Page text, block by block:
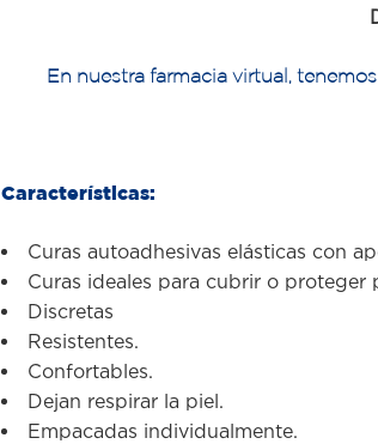
En nuestra farmacia virtual,
Características:
Curas autoadhesivas elásticas con
Curas ideales para cubrir o
Discretas
Resistentes.
Confortables.
Dejan respirar la piel.
Empacadas individualmente.